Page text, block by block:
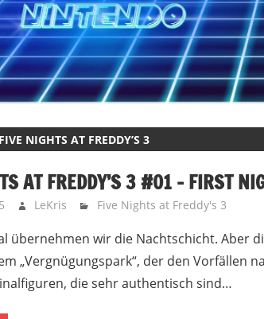
FIVE NIGHTS AT FREDDY’S 3
AT FREDDY’S 3 #01 – FIRST
LeKris Five Nights at Freddy's 3
übernehmen wir die Nachtschicht. Aber
„Vergnügungspark“, der den Vorfällen
die sehr authentisch sind…